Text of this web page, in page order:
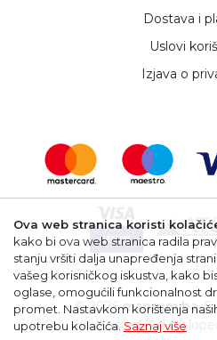
Dostava i
Uslovi
Izjava o
© 2026msprom.ba.
Hosted &
Ova web stranica koristi
kako bi ova web stranica radila
stanju vršiti dalja unapređenja
vašeg korisničkog iskustva, kako
oglase, omogućili funkcionalnost
promet. Nastavkom korištenja
upotrebu kolačića. Saznaj više